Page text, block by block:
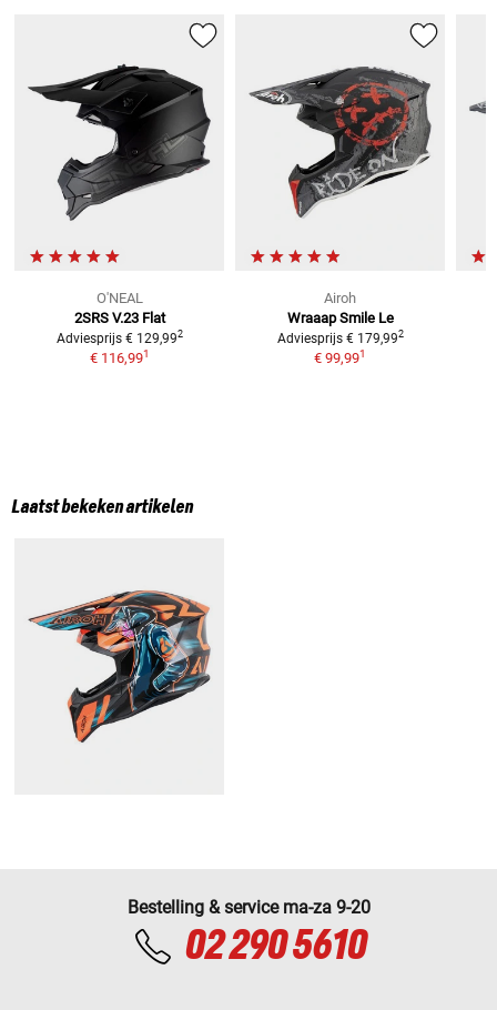
O'NEAL
2SRS V.23 Flat
Adviesprijs € 129,992
€ 116,991
Airoh
Wraaap Smile Le
Adviesprijs € 179,992
€ 99,991
Laatst bekeken artikelen
Bestelling & service ma-za 9-20
02 290 5610